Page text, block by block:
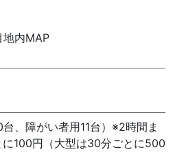
地内MAP
、障がい者用11台）※2時間ま
に100円（大型は30分ごとに500